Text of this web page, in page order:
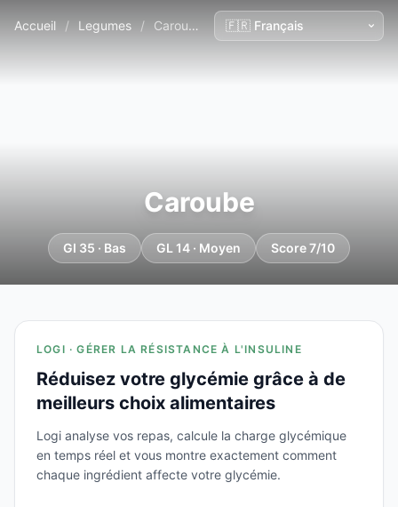
Accueil / Legumes / Caroube
Caroube
GI 35 · Bas GL 14 · Moyen Score 7/10
LOGI · GÉRER LA RÉSISTANCE À L'INSULINE
Réduisez votre glycémie grâce à de
meilleurs choix alimentaires
Logi analyse vos repas, calcule la charge glycémique
en temps réel et vous montre exactement comment
chaque ingrédient affecte votre glycémie.